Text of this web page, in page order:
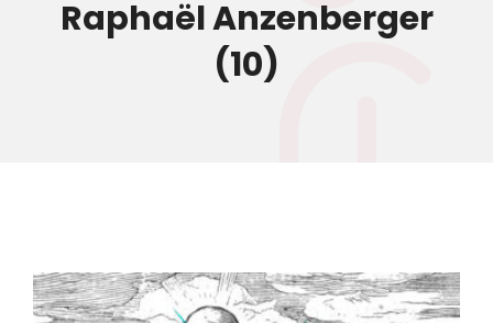
Raphaël Anzenberger
(10)